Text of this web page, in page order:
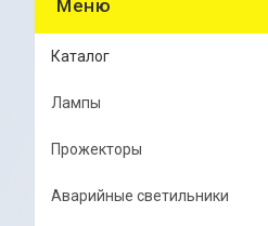
Каталог
Лампы
Прожекторы
Аварийные светильники